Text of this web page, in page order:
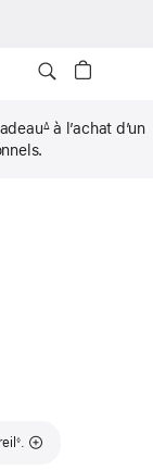
∆à l’achat d’un
Note de bas de page
◊.